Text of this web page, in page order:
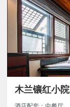
木兰镶红小院